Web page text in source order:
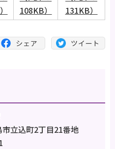
108KB）
131KB）
立込町2丁目21番地